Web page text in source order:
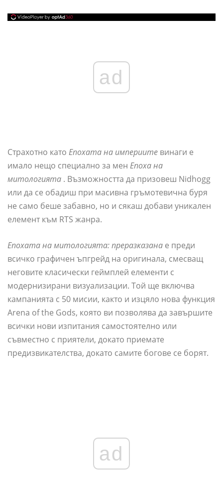
ad
Страхотно като Епохата на империите винаги е
имало нещо специално за мен Епоха на
митологията . Възможността да призовеш Nidhogg
или да се обадиш при масивна гръмотевична буря
не само беше забавно, но и сякаш добави уникален
елемент към RTS жанра.
Епохата на митологията: преразказана е преди
всичко графичен ъпгрейд на оригинала, смесващ
неговите класически геймплей елементи с
модернизирани визуализации. Той ще включва
кампанията с 50 мисии, както и изцяло нова функция
Arena of the Gods, която ви позволява да завършите
всички нови изпитания самостоятелно или
съвместно с приятели, докато приемате
предизвикателства, докато самите богове се борят.
ad